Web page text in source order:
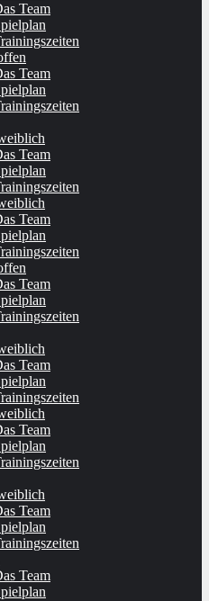
Team
Team
Team
Team
Team
Team
Team
Team
Team